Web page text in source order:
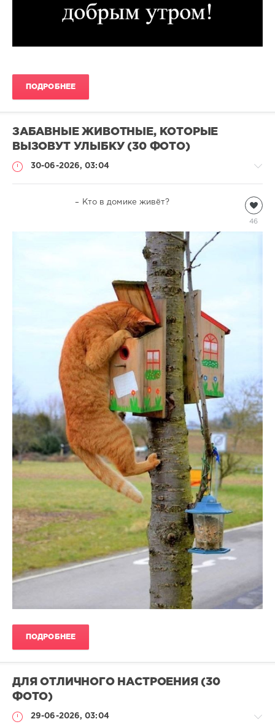
ПОДРОБНЕЕ
ЗАБАВНЫЕ ЖИВОТНЫЕ, КОТОРЫЕ
ВЫЗОВУТ УЛЫБКУ (30 ФОТО)
30-06-2026, 03:04
46
– Кто в домике живёт?
ПОДРОБНЕЕ
ДЛЯ ОТЛИЧНОГО НАСТРОЕНИЯ (30
ФОТО)
29-06-2026, 03:04